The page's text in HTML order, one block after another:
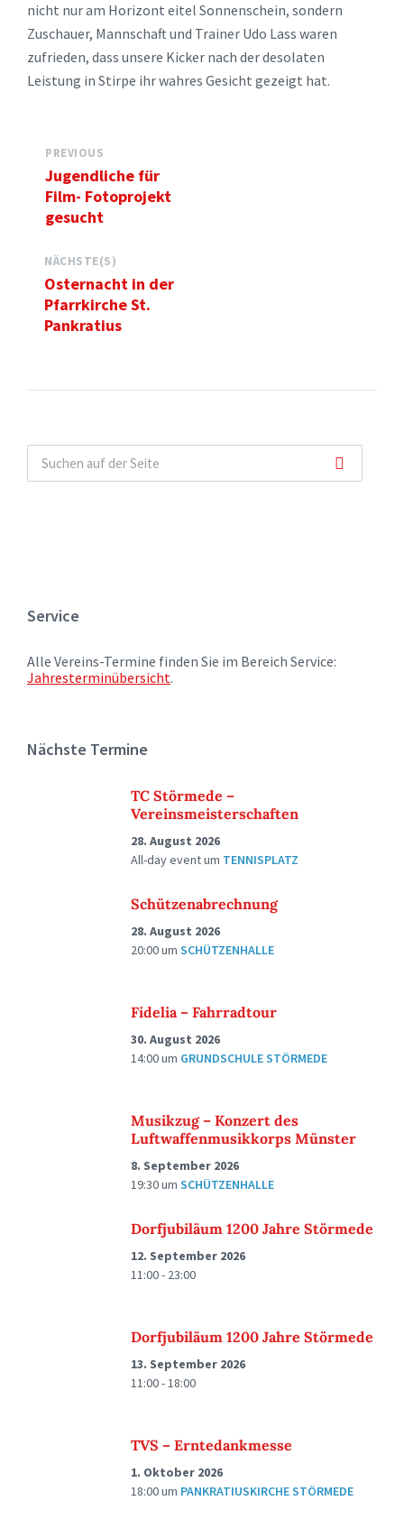
nicht nur am Horizont eitel Sonnenschein, sondern
Zuschauer, Mannschaft und Trainer Udo Lass waren
zufrieden, dass unsere Kicker nach der desolaten
Leistung in Stirpe ihr wahres Gesicht gezeigt hat.
PREVIOUS
Jugendliche für
Film- Fotoprojekt
gesucht
NÄCHSTE(S)
Osternacht in der
Pfarrkirche St.
Pankratius
Service
Alle Vereins-Termine finden Sie im Bereich Service:
Jahresterminübersicht.
Nächste Termine
TC Störmede –
Vereinsmeisterschaften
28. August 2026
All-day eventum TENNISPLATZ
Schützenabrechnung
28. August 2026
20:00um SCHÜTZENHALLE
Fidelia – Fahrradtour
30. August 2026
14:00um GRUNDSCHULE STÖRMEDE
Musikzug – Konzert des
Luftwaffenmusikkorps Münster
8. September 2026
19:30um SCHÜTZENHALLE
Dorfjubiläum 1200 Jahre Störmede
12. September 2026
11:00 - 23:00
Dorfjubiläum 1200 Jahre Störmede
13. September 2026
11:00 - 18:00
TVS – Erntedankmesse
1. Oktober 2026
18:00um PANKRATIUSKIRCHE STÖRMEDE